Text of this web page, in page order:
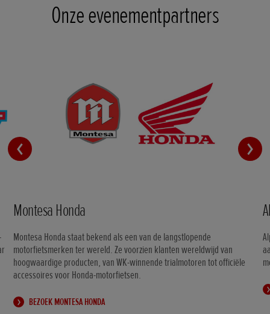
Onze evenementpartners
Montesa Honda
Montesa Honda staat bekend als een van de langstlopende
motorfietsmerken ter wereld. Ze voorzien klanten wereldwijd van
hoogwaardige producten, van WK-winnende trialmotoren tot officiële
accessoires voor Honda-motorfietsen.
BEZOEK MONTESA HONDA